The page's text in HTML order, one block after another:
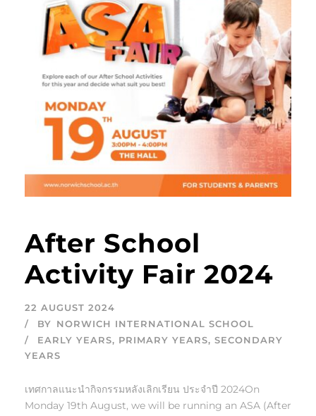
After School
Activity Fair 2024
22 AUGUST 2024
BY NORWICH INTERNATIONAL SCHOOL
EARLY YEARS, PRIMARY YEARS, SECONDARY
YEARS
เทศกาลแนะนำกิจกรรมหลังเลิกเรียน ประจำปี 2024On
Monday 19th August, we will be running an ASA (After